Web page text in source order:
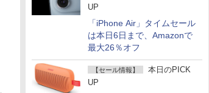
UP
「iPhone Air」タイムセール
は本日6日まで、Amazonで
最大26％オフ
【セール情報】
本日のPICK
UP